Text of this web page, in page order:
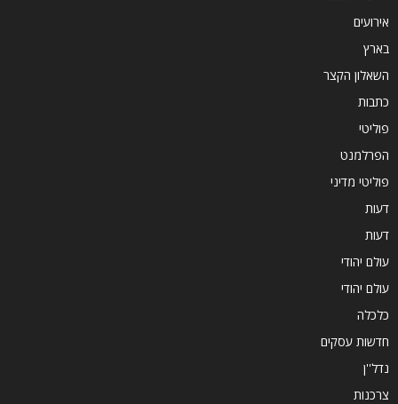
אירועים
בארץ
השאלון הקצר
כתבות
פוליטי
הפרלמנט
פוליטי מדיני
דעות
דעות
עולם יהודי
עולם יהודי
כלכלה
חדשות עסקים
נדל''ן
צרכנות